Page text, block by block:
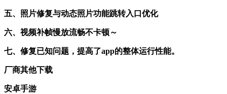
五、照片修复与动态照片功能跳转入口优化
六、视频补帧慢放流畅不卡顿～
七、修复已知问题，提高了app的整体运行性能。
厂商其他下载
安卓手游